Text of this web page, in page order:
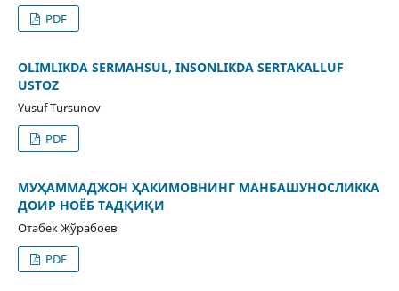
PDF
OLIMLIKDA SERMAHSUL, INSONLIKDA SERTAKALLUF
USTOZ
Yusuf Tursunov
PDF
МУҲАММАДЖОН ҲАКИМОВНИНГ МАНБАШУНОСЛИККА
ДОИР НОЁБ ТАДҚИҚИ
Отабек Жўрабоев
PDF